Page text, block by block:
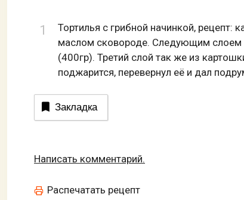
Тортилья с грибной начинкой, рецепт:
маслом сковороде. Следующим слоем
(400гр). Третий слой так же из
поджарится, перевернул её и дал
Закладка
Написать комментарий.
Распечатать рецепт